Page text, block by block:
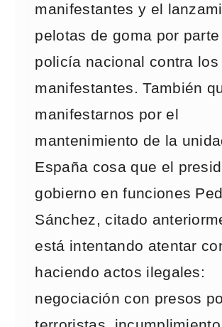
manifestantes y el
pelotas de goma por
policía nacional contra los
manifestantes. También
manifestarnos por el
mantenimiento de la
España cosa que el
gobierno en funciones
Sánchez, citado
está intentando atentar
haciendo actos ilegales:
negociación con presos